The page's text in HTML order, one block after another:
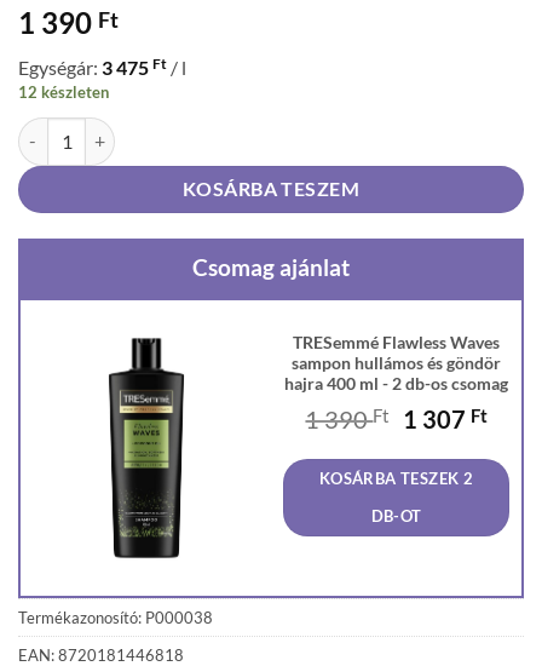
1 390 Ft
Egységár: 3 475 Ft / l
12 készleten
TRESemmé Flawless Waves sampon hullámos és göndör hajra 400 ml
KOSÁRBA TESZEM
Csomag ajánlat
TRESemmé Flawless Waves
sampon hullámos és göndör
hajra 400 ml - 2 db-os csomag
1 390Ft
Original
was:
1
390 Ft.
1 307 Ft
is:
307
KOSÁRBA TESZEK 2
DB-OT
Termékazonosító: P000038
EAN: 8720181446818